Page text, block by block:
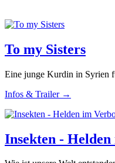
To my Sisters
Eine junge Kurdin in Syrien
Infos & Trailer →
Insekten -